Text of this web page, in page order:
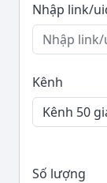
Nhập link/
Kênh
Số lượng